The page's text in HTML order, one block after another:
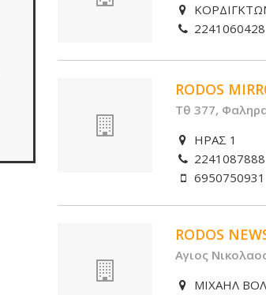
2241060428
RODOS
Τθ 377,
ΗΡΑΣ 1
2241087888
6950750931
RODOS
Αγιος
ΜΙΧΑΗΛ